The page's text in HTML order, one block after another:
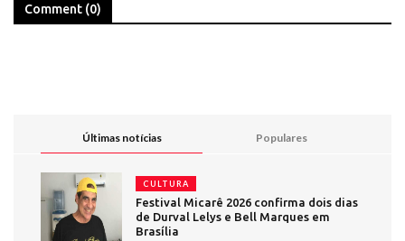
Comment (0)
Últimas notícias Populares
CULTURA
Festival Micarê 2026 confirma dois dias
de Durval Lelys e Bell Marques em
Brasília